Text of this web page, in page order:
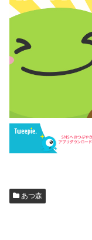
あつ森